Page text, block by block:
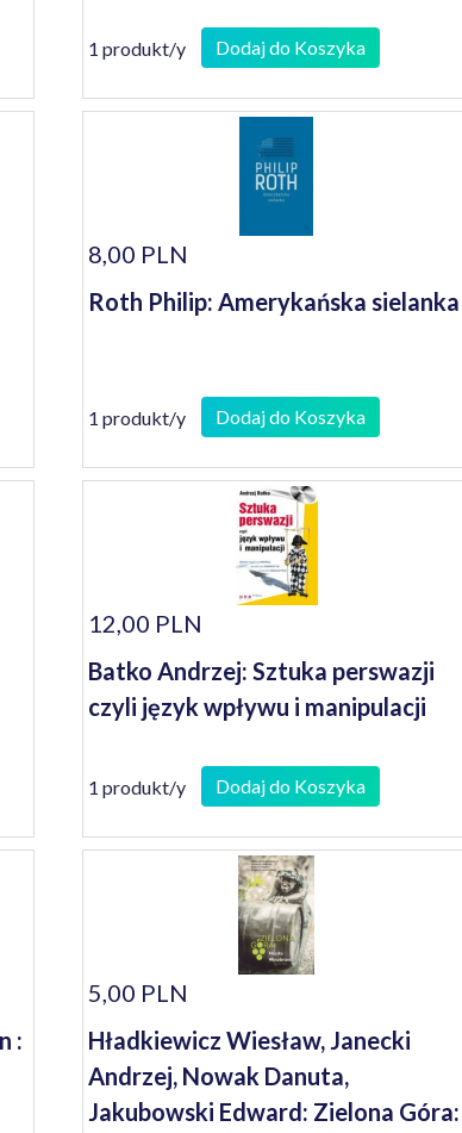
1 produkt/y Dodaj do Koszyka
8,00 PLN
Roth Philip: Amerykańska sielanka
1 produkt/y Dodaj do Koszyka
12,00 PLN
Batko Andrzej: Sztuka perswazji
czyli język wpływu i manipulacji
1 produkt/y Dodaj do Koszyka
:
5,00 PLN
Hładkiewicz Wiesław, Janecki
Andrzej, Nowak Danuta,
Jakubowski Edward: Zielona Góra: